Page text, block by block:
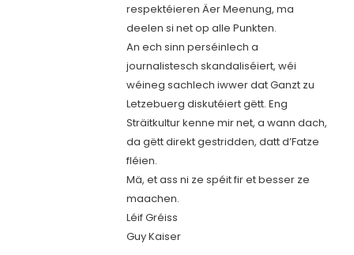
respektéieren Äer Meenung, ma
deelen si net op alle Punkten.
An ech sinn perséinlech a
journalistesch skandaliséiert, wéi
wéineg sachlech iwwer dat Ganzt zu
Letzebuerg diskutéiert gëtt. Eng
Sträitkultur kenne mir net, a wann dach,
da gëtt direkt gestridden, datt d’Fatze
fléien.
Mä, et ass ni ze spéit fir et besser ze
maachen.
Léif Gréiss
Guy Kaiser